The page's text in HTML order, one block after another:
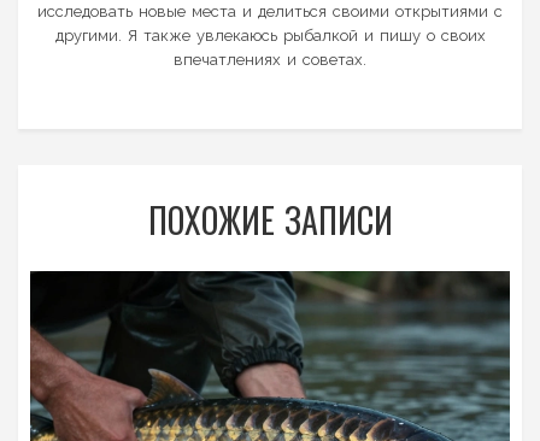
исследовать новые места и делиться своими открытиями с
другими. Я также увлекаюсь рыбалкой и пишу о своих
впечатлениях и советах.
ПОХОЖИЕ ЗАПИСИ